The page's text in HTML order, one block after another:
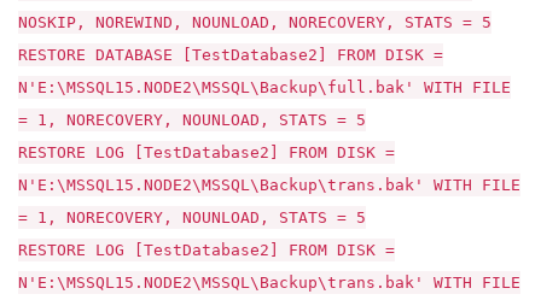
NOSKIP, NOREWIND, NOUNLOAD, NORECOVERY, STATS = 5
RESTORE DATABASE [TestDatabase2] FROM DISK =
N'E:\MSSQL15.NODE2\MSSQL\Backup\full.bak' WITH FILE
= 1, NORECOVERY, NOUNLOAD, STATS = 5
RESTORE LOG [TestDatabase2] FROM DISK =
N'E:\MSSQL15.NODE2\MSSQL\Backup\trans.bak' WITH FILE
= 1, NORECOVERY, NOUNLOAD, STATS = 5
RESTORE LOG [TestDatabase2] FROM DISK =
N'E:\MSSQL15.NODE2\MSSQL\Backup\trans.bak' WITH FILE